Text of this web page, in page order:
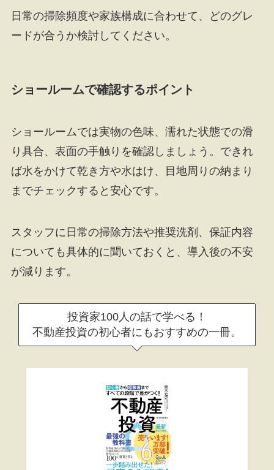
日常の掃除頻度や家族構成に合わせて、どのグレ
ードが合うか検討してください。
ショールームで確認するポイント
ショールームでは実物の色味、濡れた状態での滑
り具合、表面の手触りを確認しましょう。できれ
ば水をかけて乾き方や水はけ、目地周りの納まり
までチェックすると安心です。
スタッフに日常の掃除方法や推奨洗剤、保証内容
についても具体的に聞いておくと、導入後の不安
が減ります。
投資家100人の話で学べる！
不動産投資の初心者にもおすすめの一冊。